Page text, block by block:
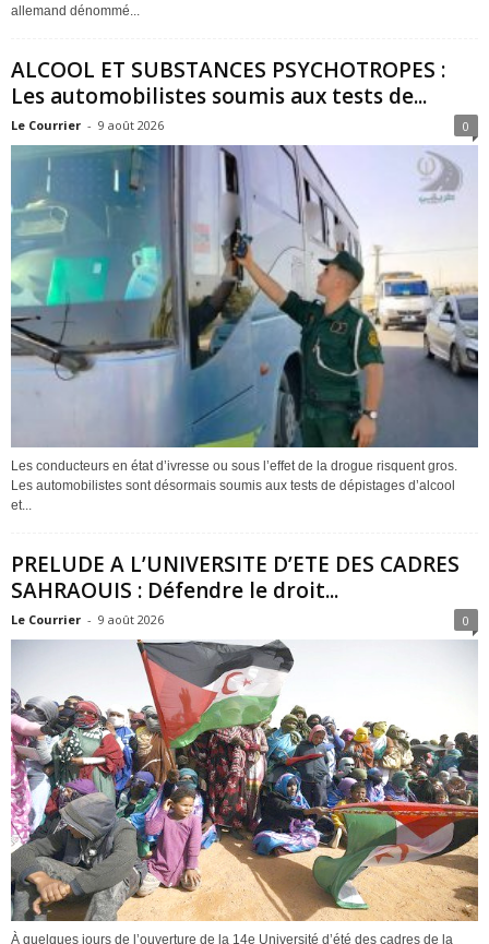
allemand dénommé...
ALCOOL ET SUBSTANCES PSYCHOTROPES :
Les automobilistes soumis aux tests de...
Le Courrier - 9 août 2026 0
Les conducteurs en état d’ivresse ou sous l’effet de la drogue risquent gros.
Les automobilistes sont désormais soumis aux tests de dépistages d’alcool
et...
PRELUDE A L’UNIVERSITE D’ETE DES CADRES
SAHRAOUIS : Défendre le droit...
Le Courrier - 9 août 2026 0
À quelques jours de l’ouverture de la 14e Université d’été des cadres de la